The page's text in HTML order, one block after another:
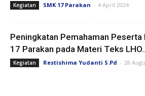
Kegiatan SMK 17 Parakan - 4 April 2024
Peningkatan Pemahaman Peserta
17 Parakan pada Materi Teks
Kegiatan Restishima Yudanti S.Pd - 28